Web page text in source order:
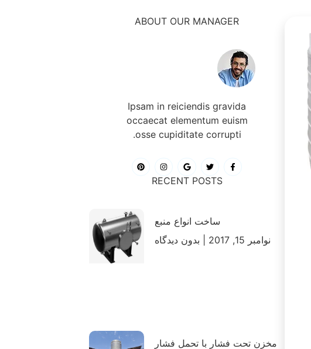
ABOUT OUR MANAGER
Ipsam in reiciendis gravida
occaecat elementum euism
osse cupiditate corrupti.
RECENT POSTS
ساخت انواع منبع
نوامبر 15, 2017
بدون دیدگاه
مخزن تحت فشار با تحمل فشار